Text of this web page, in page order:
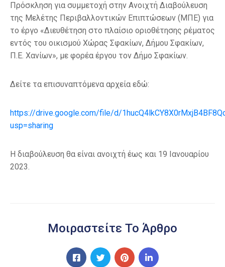
Πρόσκληση για συμμετοχή στην Ανοιχτή Διαβούλευση
της Μελέτης Περιβαλλοντικών Επιπτώσεων (ΜΠΕ) για
το έργο «Διευθέτηση στο πλαίσιο οριοθέτησης ρέματος
εντός του οικισμού Xώρας Σφακίων, Δήμου Σφακίων,
Π.Ε. Χανίων», με φορέα έργου τον Δήμο Σφακίων.
Δείτε τα επισυναπτόμενα αρχεία εδώ:
https://drive.google.com/file/d/
usp=sharing
Η διαβούλευση θα είναι ανοιχτή έως και 19 Ιανουαρίου
2023.
Μοιραστείτε Το Άρθρο